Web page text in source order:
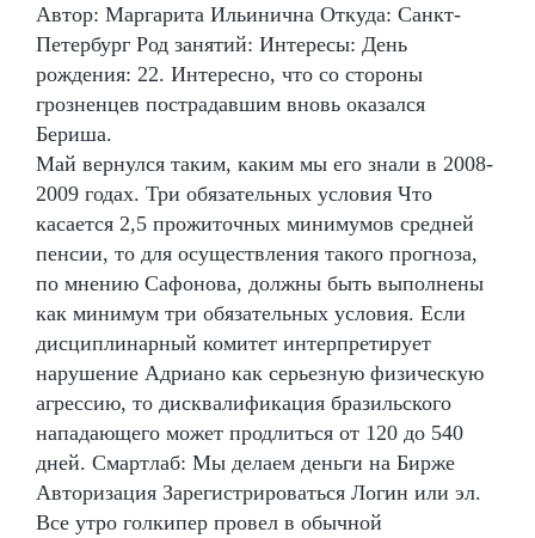
Автор: Маргарита Ильинична Откуда: Санкт-
Петербург Род занятий: Интересы: День
рождения: 22. Интересно, что со стороны
грозненцев пострадавшим вновь оказался
Бериша.
Май вернулся таким, каким мы его знали в 2008-
2009 годах. Три обязательных условия Что
касается 2,5 прожиточных минимумов средней
пенсии, то для осуществления такого прогноза,
по мнению Сафонова, должны быть выполнены
как минимум три обязательных условия. Если
дисциплинарный комитет интерпретирует
нарушение Адриано как серьезную физическую
агрессию, то дисквалификация бразильского
нападающего может продлиться от 120 до 540
дней. Смартлаб: Мы делаем деньги на Бирже
Авторизация Зарегистрироваться Логин или эл.
Все утро голкипер провел в обычной